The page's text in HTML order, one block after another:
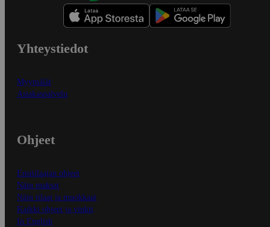
Yhteystiedot
Myymälät
Asiakaspalvelu
Ohjeet
Ensitilaajan ohjeet
Näin maksat
Näin tilaat ja muokkaat
Kaikki ohjeet ja vinkit
In English